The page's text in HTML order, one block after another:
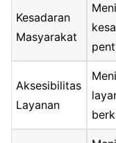
Kesadaran
Masyarakat
Aksesibilitas
Layanan